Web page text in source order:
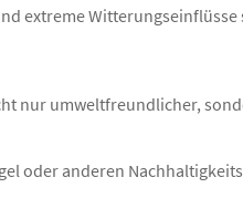
extreme
nur umweltfreundlicher,
oder anderen